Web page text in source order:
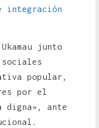
integración
junto
popular,
por el
digna», ante